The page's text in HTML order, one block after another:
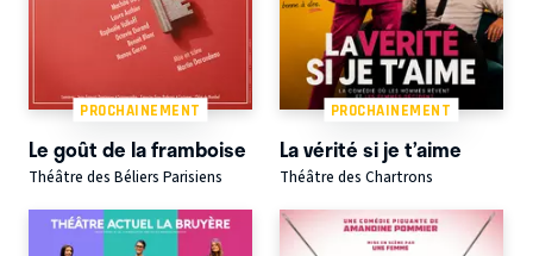
PROCHAINEMENT
Le goût de la framboise
Théâtre des Béliers Parisiens
PROCHAINEMENT
La vérité si je t’aime
Théâtre des Chartrons